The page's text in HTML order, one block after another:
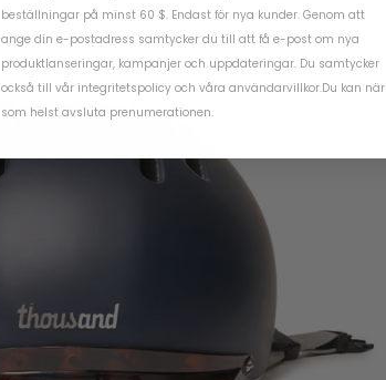
beställningar på minst 60 $. Endast för nya kunder. Genom att
ange din e-postadress samtycker du till att få e-post om nya
produktlanseringar, kampanjer och uppdateringar. Du samtycker
också till vår integritetspolicy och våra användarvillkor.Du kan när
som helst avsluta prenumerationen.